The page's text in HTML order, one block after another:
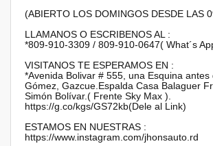
(ABIERTO LOS DOMINGOS DESDE LAS
LLAMANOS O ESCRIBENOS AL :
*809-910-3309 / 809-910-0647( What´s
VISITANOS TE ESPERAMOS EN :
*Avenida Bolivar # 555, una Esquina antes
Gómez, Gazcue.Espalda Casa Balaguer
Simón Bolívar.( Frente Sky Max ).
https://g.co/kgs/GS72kb(Dele al Link)
ESTAMOS EN NUESTRAS :
https://www.instagram.com/jhonsauto.rd